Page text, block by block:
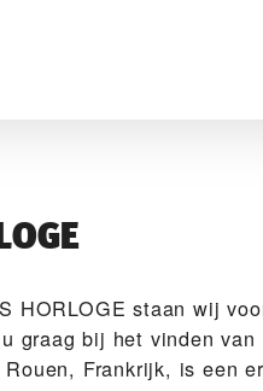
HORLOGE‬ staan wij
graag bij het vinden van
Frankrijk, is een